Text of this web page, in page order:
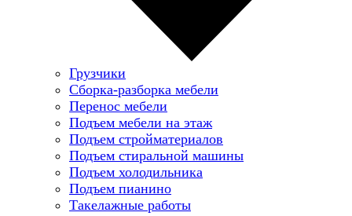
Грузчики
Сборка-разборка мебели
Перенос мебели
Подъем мебели на этаж
Подъем стройматериалов
Подъем стиральной машины
Подъем холодильника
Подъем пианино
Такелажные работы